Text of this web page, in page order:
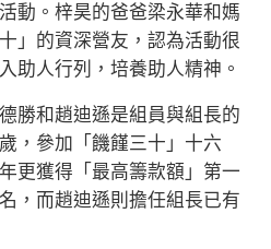
動。梓昊的爸爸梁永華和媽
」的資深營友，認為活動很
助人行列，培養助人精神。
和趙迪遜是組員與組長的
，參加「饑饉三十」十六
更獲得「最高籌款額」第一
，而趙迪遜則擔任組長已有